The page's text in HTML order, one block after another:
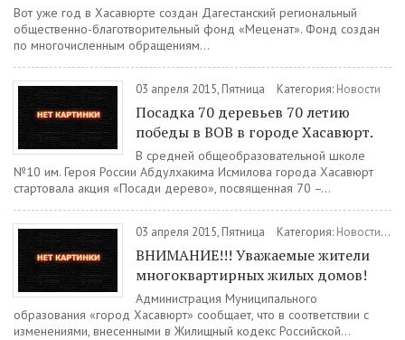
Вот уже год в Хасавюрте создан Дагестанский региональный
общественно-благотворительный фонд «Меценат». Фонд создан
по многочисленным обращениям...
03 апреля 2015, Пятница Категория: Новости
Посадка 70 деревьев 70 летию
победы в ВОВ в городе Хасавюрт.
В средней общеобразовательной школе
№10 им. Героя России Абдулхакима Исмилова города Хасавюрт
стартовала акция «Посади дерево», посвященная 70 –...
03 апреля 2015, Пятница Категория: Новости/
ВНИМАНИЕ!!! Уважаемые жители
многоквартирных жилых домов!
Администрация Муниципального
образования «город Хасавюрт» сообщает, что в соответствии с
изменениями, внесенными в Жилищный кодекс Российской...